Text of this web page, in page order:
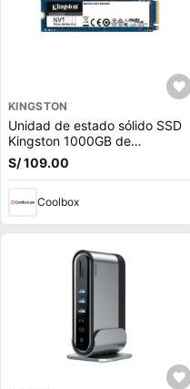
KINGSTON
Unidad de estado sólido SSD
Kingston 1000GB de
capacidad, M.2, NVMe, PCIe
3.0
S/ 109.00
Coolbox